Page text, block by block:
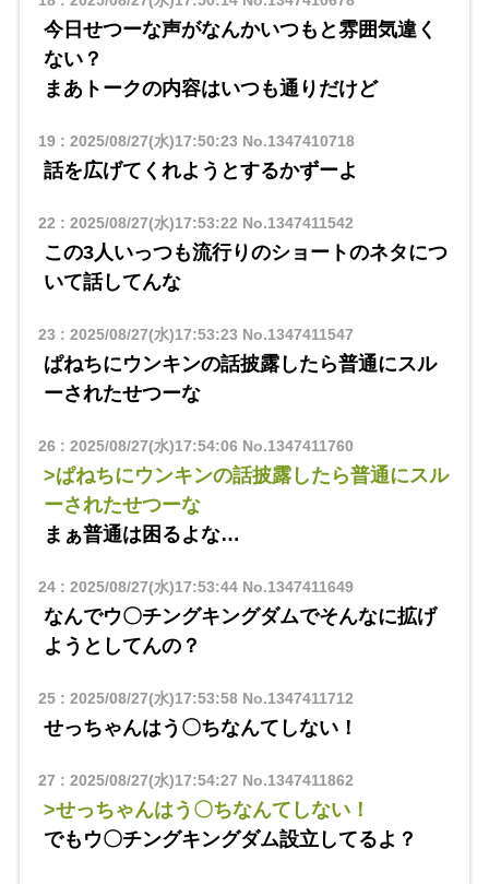
今日せつーな声がなんかいつもと雰囲気違く
ない？
まあトークの内容はいつも通りだけど
19: 2025/08/27(水)17:50:23 No.1347410718
話を広げてくれようとするかずーよ
22 : 2025/08/27(水)17:53:22 No.1347411542
この3人いっつも流行りのショートのネタにつ
いて話してんな
23 : 2025/08/27(水)17:53:23 No.1347411547
ぱねちにウンキンの話披露したら普通にスル
ーされたせつーな
26 : 2025/08/27(水)17:54:06 No.1347411760
>ぱねちにウンキンの話披露したら普通にスル
ーされたせつーな
まぁ普通は困るよな…
24: 2025/08/27(水)17:53:44No.1347411649
なんでウ〇チングキングダムでそんなに拡げ
ようとしてんの？
25: 2025/08/27(水)17:53:58No.1347411712
せっちゃんはう〇ちなんてしない！
27 : 2025/08/27(水)17:54:27 No.1347411862
>せっちゃんはう〇ちなんてしない！
でもウ〇チングキングダム設立してるよ？